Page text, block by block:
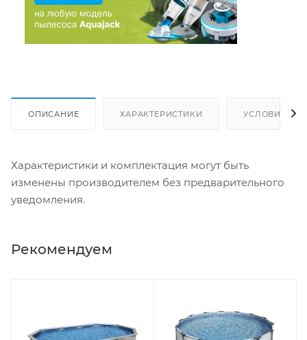
ОПИСАНИЕ ХАРАКТЕРИСТИКИ УСЛОВИЯ
Характеристики и комплектация могут быть
изменены производителем без предварительного
уведомления.
Рекомендуем